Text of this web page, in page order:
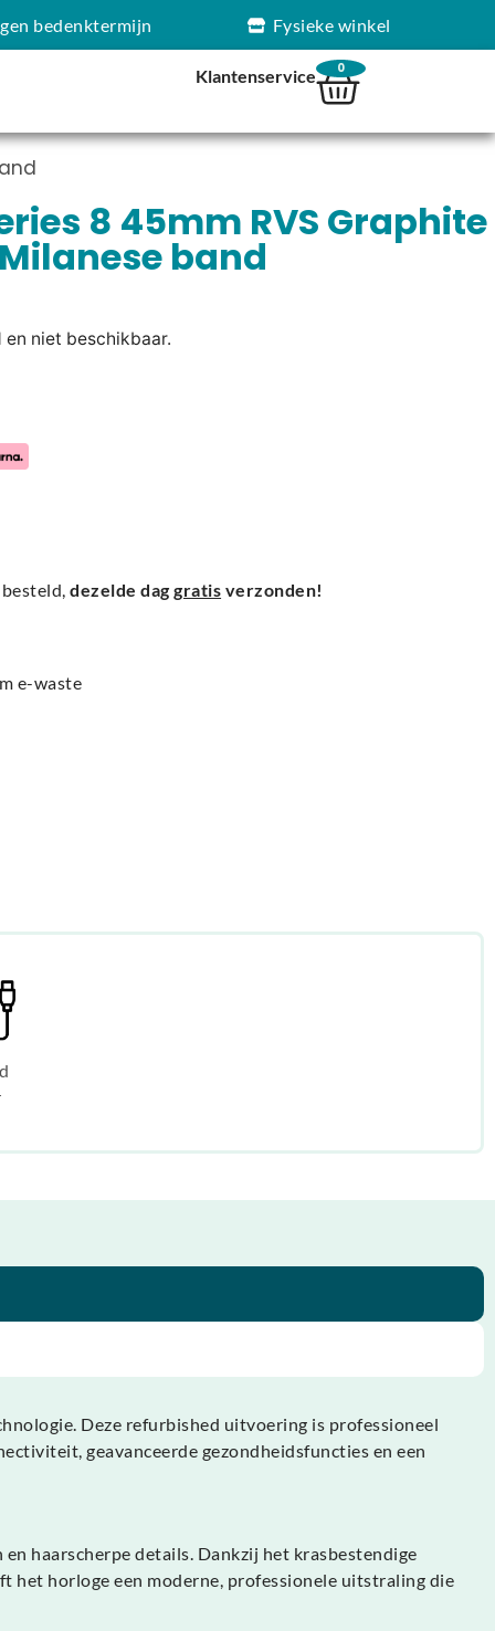
bedenktermijn Fysieke winkel
Klantenservice 0
8 45mm RVS Graphite
band
niet beschikbaar.
besteld,dezelde daggratis verzonden!
e-waste
Deze refurbished uitvoering is professioneel
geavanceerde gezondheidsfuncties en een
haarscherpe details. Dankzij het krasbestendige
het horloge een moderne, professionele uitstraling die